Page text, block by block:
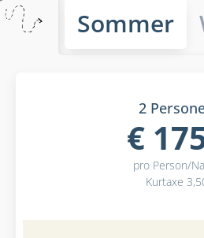
Sommer
2
€
pro Person/
Kurtaxe